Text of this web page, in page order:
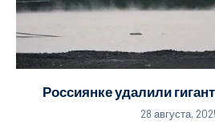
Россиянке удалили
28 августа,